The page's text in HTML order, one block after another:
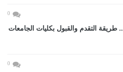
0
تنسيق الجامعات 2026.. طريقة التقدم والقبول بكليات الجامعات
0